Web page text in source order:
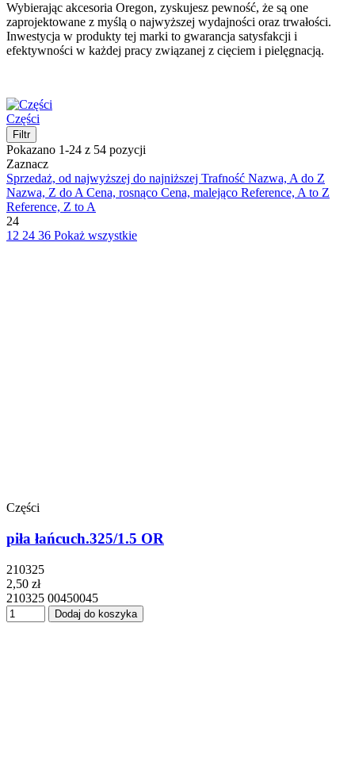
Wybierając akcesoria Oregon, zyskujesz pewność, że są one
zaprojektowane z myślą o najwyższej wydajności oraz trwałości.
Inwestycja w produkty tej marki to gwarancja satysfakcji i
efektywności w każdej pracy związanej z cięciem i pielęgnacją.
Części
Filtr
Pokazano 1-24 z 54 pozycji
Zaznacz
Sprzedaż, od najwyższej do najniższej Trafność Nazwa, A do Z
Nazwa, Z do A Cena, rosnąco Cena, malejąco Reference, A to Z
Reference, Z to A
24
12 24 36 Pokaż wszystkie
Części
piła łańcuch.325/1.5 OR
210325
2,50 zł
210325 00450045
Dodaj do koszyka